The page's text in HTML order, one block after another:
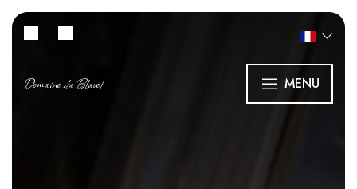
Domaine du Blavet MENU